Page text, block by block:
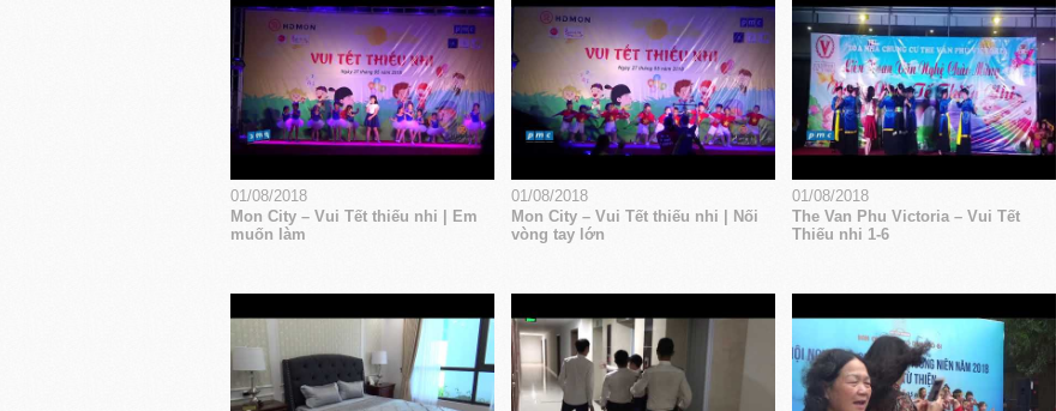
01/08/2018
Mon City – Vui Tết thiếu nhi | Em
muốn làm
01/08/2018
Mon City – Vui Tết thiếu nhi | Nối
vòng tay lớn
01/08/2018
The Van Phu Victoria – Vui Tết
Thiếu nhi 1-6